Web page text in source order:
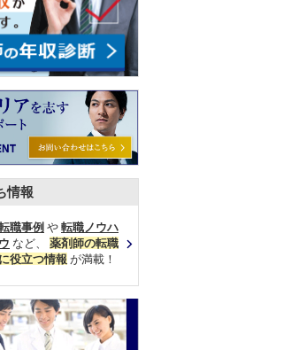
情報
職事例 や 転職ノウハ
ウ など、 薬剤師の転職
に役立つ情報 が満載！